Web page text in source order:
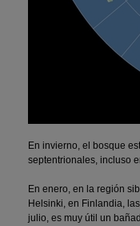
En invierno, el bosque
septentrionales, incluso
En enero, en la región
Helsinki, en Finlandia,
julio, es muy útil un